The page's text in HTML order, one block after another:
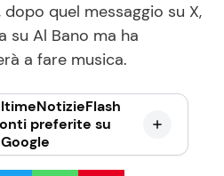
quel messaggio su X,
su Al Bano ma ha
a fare musica.
preferite su
Google